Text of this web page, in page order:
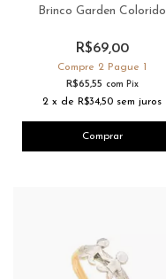
Brinco Garden Colorido
R$69,00
Compre 2 Pague 1
R$65,55 com Pix
2 xde R$34,50 sem juros